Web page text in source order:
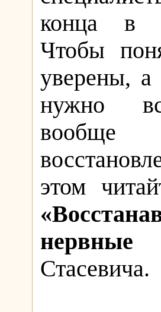
конца в
Чтобы
уверены,
нужно
этом
Стасевича.